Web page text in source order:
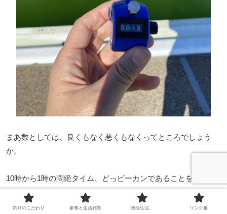
まあ数としては、良くもなく悪くもなくってところでしょう
か。
10時から1時の悶絶タイム、どっピーカンであることを考えて
ヨシとするのか、
新戦力を導入して試行錯誤しながらだからアリとするのか、
釣りのこだわり 家事と生活雑貨 物欲生活。 リンク集